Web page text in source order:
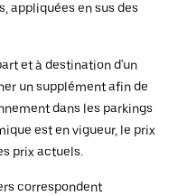
appliquées en sus des
et à destination d'un
un supplément afin de
dans les parkings
est en vigueur, le prix
prix actuels.
correspondent